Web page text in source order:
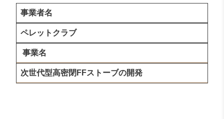
事業者名
ペレットクラブ
事業名
次世代型高密閉FFストーブの開発